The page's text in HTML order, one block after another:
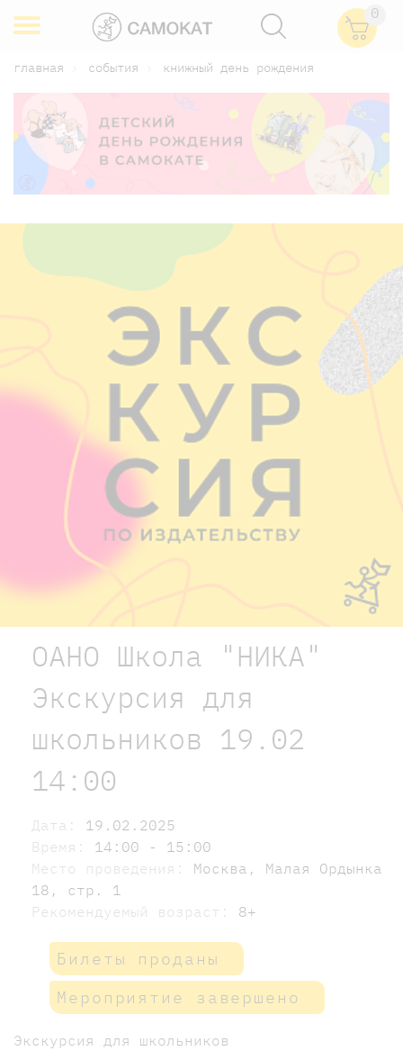
0
главная события книжный день рождения
ОАНО Школа "НИКА"
Экскурсия для
школьников 19.02
14:00
Дата: 19.02.2025
Время: 14:00 - 15:00
Место проведения: Москва, Малая Ордынка
18, стр. 1
Рекомендуемый возраст: 8+
Билеты проданы
Мероприятие завершено
Экскурсия для школьников